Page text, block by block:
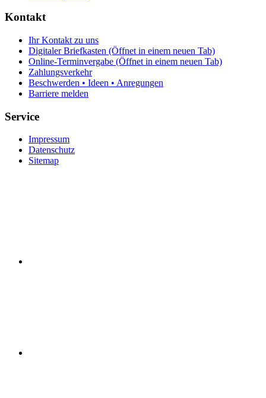
Kontakt
Ihr Kontakt zu uns
Digitaler Briefkasten (Öffnet in einem neuen Tab)
Online-Terminvergabe (Öffnet in einem neuen Tab)
Zahlungsverkehr
Beschwerden • Ideen • Anregungen
Barriere melden
Service
Impressum
Datenschutz
Sitemap